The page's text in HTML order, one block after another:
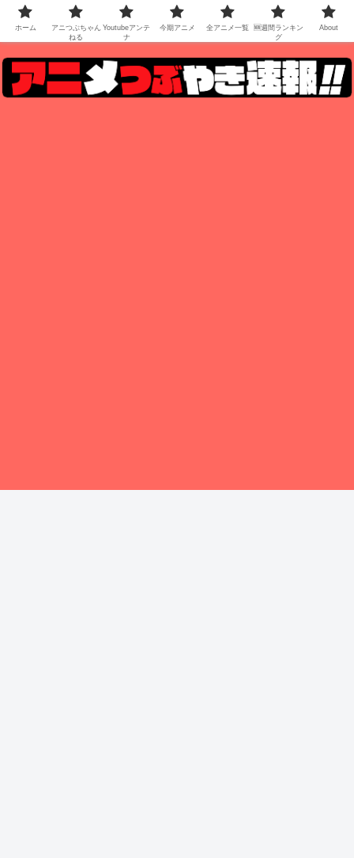
ホーム
アニつぶちゃん
ねる
Youtubeアンテ
ナ
今期アニメ 全アニメ一覧
🆕週間ランキン
グ
About